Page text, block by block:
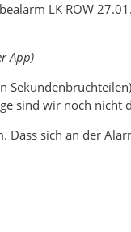
LK ROW
App)
sind wir noch nicht
sich an der